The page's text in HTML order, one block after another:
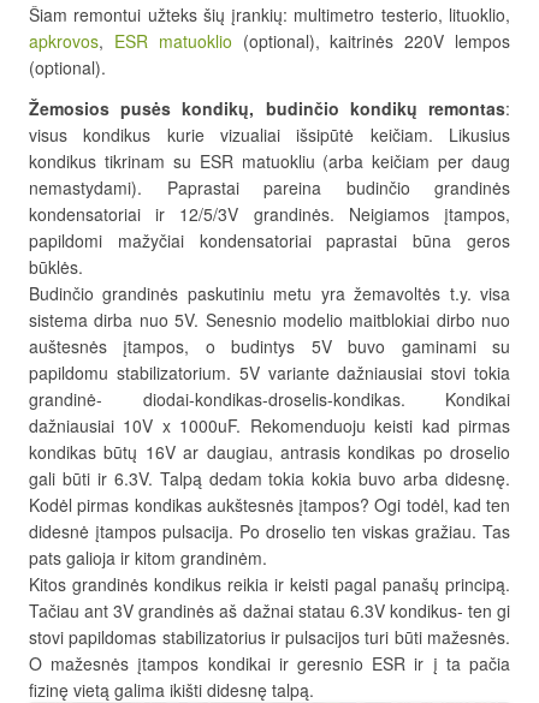
Šiam remontui užteks šių įrankių: multimetro testerio, lituoklio,
apkrovos, ESR matuoklio (optional), kaitrinės 220V lempos
(optional).
Žemosios pusės kondikų, budinčio kondikų remontas:
visus kondikus kurie vizualiai išsipūtė keičiam. Likusius
kondikus tikrinam su ESR matuokliu (arba keičiam per daug
nemastydami). Paprastai pareina budinčio grandinės
kondensatoriai ir 12/5/3V grandinės. Neigiamos įtampos,
papildomi mažyčiai kondensatoriai paprastai būna geros
būklės.
Budinčio grandinės paskutiniu metu yra žemavoltės t.y. visa
sistema dirba nuo 5V. Senesnio modelio maitblokiai dirbo nuo
auštesnės įtampos, o budintys 5V buvo gaminami su
papildomu stabilizatorium. 5V variante dažniausiai stovi tokia
grandinė- diodai-kondikas-droselis-kondikas. Kondikai
dažniausiai 10V x 1000uF. Rekomenduoju keisti kad pirmas
kondikas būtų 16V ar daugiau, antrasis kondikas po droselio
gali būti ir 6.3V. Talpą dedam tokia kokia buvo arba didesnę.
Kodėl pirmas kondikas aukštesnės įtampos? Ogi todėl, kad ten
didesnė įtampos pulsacija. Po droselio ten viskas gražiau. Tas
pats galioja ir kitom grandinėm.
Kitos grandinės kondikus reikia ir keisti pagal panašų principą.
Tačiau ant 3V grandinės aš dažnai statau 6.3V kondikus- ten gi
stovi papildomas stabilizatorius ir pulsacijos turi būti mažesnės.
O mažesnės įtampos kondikai ir geresnio ESR ir į ta pačia
fizinę vietą galima ikišti didesnę talpą.